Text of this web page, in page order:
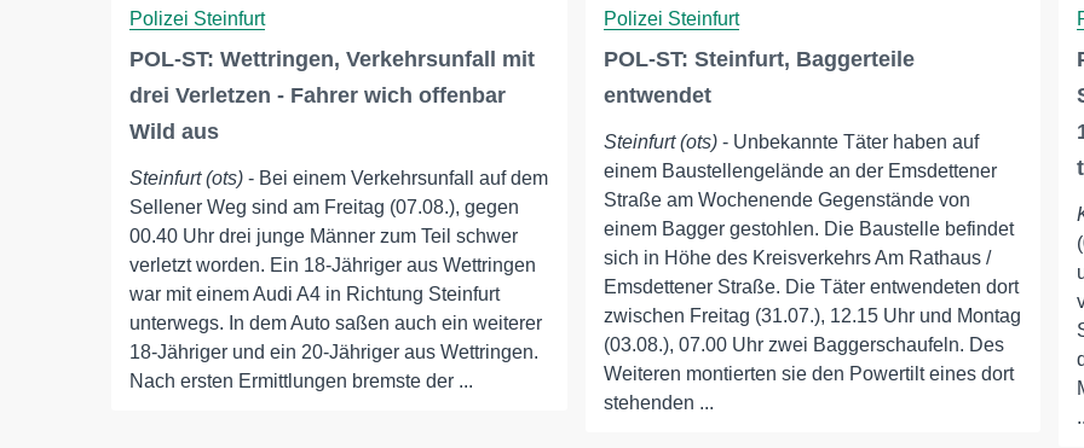
Polizei Steinfurt
POL-ST: Wettringen, Verkehrsunfall mit
drei Verletzen - Fahrer wich offenbar
Wild aus
Steinfurt (ots) - Bei einem Verkehrsunfall auf dem
Sellener Weg sind am Freitag (07.08.), gegen
00.40 Uhr drei junge Männer zum Teil schwer
verletzt worden. Ein 18-Jähriger aus Wettringen
war mit einem Audi A4 in Richtung Steinfurt
unterwegs. In dem Auto saßen auch ein weiterer
18-Jähriger und ein 20-Jähriger aus Wettringen.
Nach ersten Ermittlungen bremste der ...
Polizei Steinfurt
POL-ST: Steinfurt, Baggerteile
entwendet
Steinfurt (ots)- Unbekannte Täter haben auf
einem Baustellengelände an der Emsdettener
Straße am Wochenende Gegenstände von
einem Bagger gestohlen. Die Baustelle befindet
sich in Höhe des Kreisverkehrs Am Rathaus /
Emsdettener Straße. Die Täter entwendeten dort
zwischen Freitag (31.07.), 12.15 Uhr und Montag
(03.08.), 07.00 Uhr zwei Baggerschaufeln. Des
Weiteren montierten sie den Powertilt eines dort
stehenden ...